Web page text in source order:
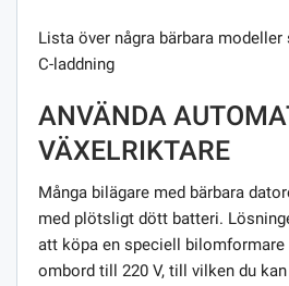
Lista över några bärbara modeller
C-laddning
ANVÄNDA
VÄXELRIKTARE
Många bilägare med bärbara
med plötsligt dött batteri.
att köpa en speciell
ombord till 220 V, till vilken du